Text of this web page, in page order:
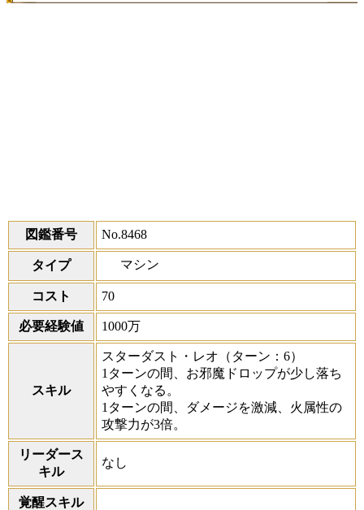
図鑑番号 No.8468
タイプ マシン
コスト 70
必要経験値 1000万
スキル
スターダスト・レオ （ターン：6）
1ターンの間、お邪魔ドロップが少し落ち
やすくなる。
1ターンの間、ダメージを激減、火属性の
攻撃力が3倍。
リーダース
キル
なし
覚醒スキル